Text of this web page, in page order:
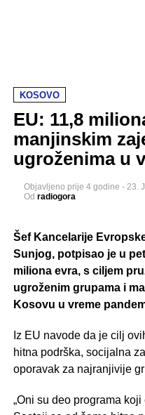
KOSOVO
EU: 11,8
manjinskim
ugroženima u
Objavljeno prije 4 godine - 23.
Od radiogora
Šef Kancelarije
Sunjog, potpisao je u
miliona evra, s ciljem
ugroženim grupama i
Kosovu u vreme
Iz EU navode da je cilj
hitna podrška, socijalna
oporavak za najranjivije
„Oni su deo programa